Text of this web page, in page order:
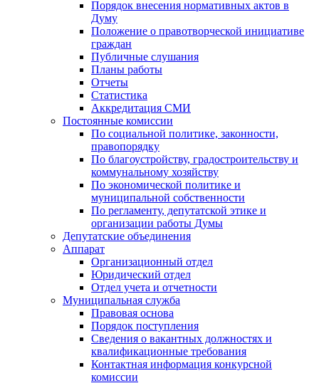
Порядок внесения нормативных актов в
Думу
Положение о правотворческой инициативе
граждан
Публичные слушания
Планы работы
Отчеты
Статистика
Аккредитация СМИ
Постоянные комиссии
По социальной политике, законности,
правопорядку
По благоустройству, градостроительству и
коммунальному хозяйству
По экономической политике и
муниципальной собственности
По регламенту, депутатской этике и
организации работы Думы
Депутатские объединения
Аппарат
Организационный отдел
Юридический отдел
Отдел учета и отчетности
Муниципальная служба
Правовая основа
Порядок поступления
Сведения о вакантных должностях и
квалификационные требования
Контактная информация конкурсной
комиссии